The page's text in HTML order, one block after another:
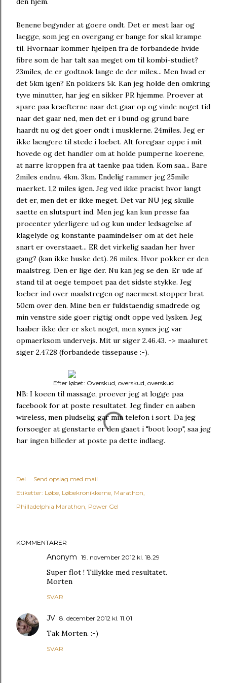
Benene begynder at goere ondt. Det er mest laar og
laegge, som jeg en overgang er bange for skal krampe
til. Hvornaar kommer hjelpen fra de forbandede hvide
fibre som de har talt saa meget om til kombi-studiet?
23miles, de er godtnok lange de der miles... Men hvad er
det 5km igen? En pokkers 5k. Kan jeg holde den omkring
tyve minutter, har jeg en sikker PR hjemme. Proever at
spare paa kraefterne naar det gaar op og vinde noget tid
naar det gaar ned, men det er i bund og grund bare
haardt nu og det goer ondt i musklerne. 24miles. Jeg er
ikke laengere til stede i loebet. Alt foregaar oppe i mit
hovede og det handler om at holde pumperne koerene,
at narre kroppen fra at taenke paa tiden. Kom saa... Bare
2miles endnu. 4km. 3km. Endelig rammer jeg 25mile
maerket. 1,2 miles igen. Jeg ved ikke pracist hvor langt
det er, men det er ikke meget. Det var NU jeg skulle
saette en slutspurt ind. Men jeg kan kun presse faa
procenter yderligere ud og kun under ledsagelse af
klagelyde og konstante paamindelser om at det hele
snart er overstaaet... ER det virkelig saadan her hver
gang? (kan ikke huske det). 26 miles. Hvor pokker er den
maalstreg. Den er lige der. Nu kan jeg se den. Er ude af
stand til at oege tempoet paa det sidste stykke. Jeg
loeber ind over maalstregen og naermest stopper brat
50cm over den. Mine ben er fuldstaendig smadrede og
min venstre side goer rigtig ondt oppe ved lysken. Jeg
haaber ikke der er sket noget, men synes jeg var
opmaerksom undervejs. Mit ur siger 2.46.43. -> maaluret
siger 2.47.28 (forbandede tissepause :-).
Efter løbet: Overskud, overskud, overskud
NB: I koeen til massage, proever jeg at logge paa
facebook for at poste resultatet. Jeg finder en aaben
wireless, men pludselig gar min telefon i sort. Da jeg
forsoeger at genstarte er den gaaet i "boot loop", saa jeg
har ingen billeder at poste pa dette indlaeg.
Del
Send opslag med mail
Etiketter: Løbe Løbekronikkerne Marathon
Philladelphia Marathon Power Gel
KOMMENTARER
Anonym 19. november 2012 kl. 18.29
Super flot ! Tillykke med resultatet.
Morten
SVAR
JV 8. december 2012 kl. 11.01
Tak Morten. :-)
SVAR